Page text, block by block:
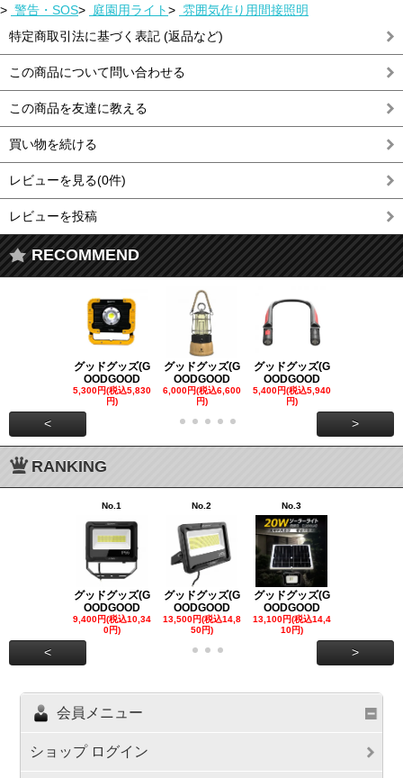
> 警告・SOS> 庭園用ライト> 雰囲気作り用間接照明
特定商取引法に基づく表記 (返品など)
この商品について問い合わせる
この商品を友達に教える
買い物を続ける
レビューを見る(0件)
レビューを投稿
RECOMMEND
グッドグッズ(G
OODGOOD
5,300円(税込5,830
円)
グッドグッズ(G
OODGOOD
6,000円(税込6,600
円)
グッドグッズ(G
OODGOOD
5,400円(税込5,940
円)
< >
RANKING
No.1
グッドグッズ(G
OODGOOD
9,400円(税込10,34
0円)
No.2
グッドグッズ(G
OODGOOD
13,500円(税込14,8
50円)
No.3
グッドグッズ(G
OODGOOD
13,100円(税込14,4
10円)
< >
会員メニュー
ショップ ログイン